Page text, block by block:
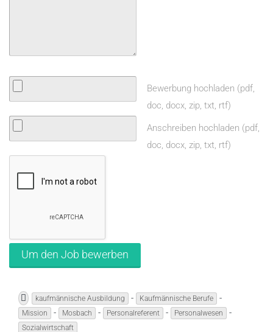
Bewerbung hochladen (pdf,
doc, docx, zip, txt, rtf)
Anschreiben hochladen (pdf,
doc, docx, zip, txt, rtf)
kaufmännische Ausbildung - Kaufmännische Berufe -
Mission - Mosbach - Personalreferent - Personalwesen -
Sozialwirtschaft